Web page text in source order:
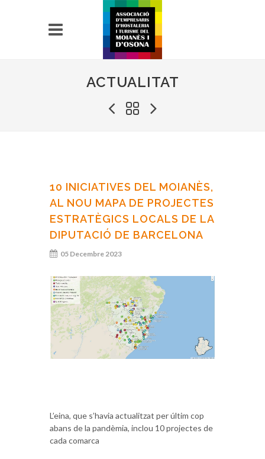
ACTUALITAT
10 INICIATIVES DEL MOIANÈS,
AL NOU MAPA DE PROJECTES
ESTRATÈGICS LOCALS DE LA
DIPUTACIÓ DE BARCELONA
05 Decembre 2023
L’eina, que s’havia actualitzat per últim cop
abans de la pandèmia, inclou 10 projectes de
cada comarca